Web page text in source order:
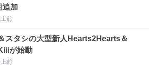
追加
前
スタシの大型新人Hearts2Hearts＆
が始動
前